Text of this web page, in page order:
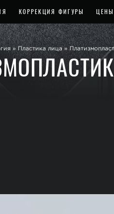
КОРРЕКЦИЯ ФИГУРЫ ЦЕНЫ
»Пластика лица»